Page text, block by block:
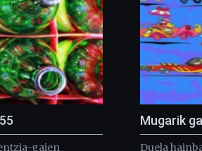
gaien
Mugarik
Duela